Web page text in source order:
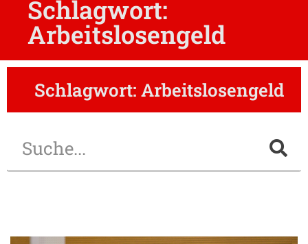
Schlagwort:
Arbeitslosengeld
Schlagwort: Arbeitslosengeld